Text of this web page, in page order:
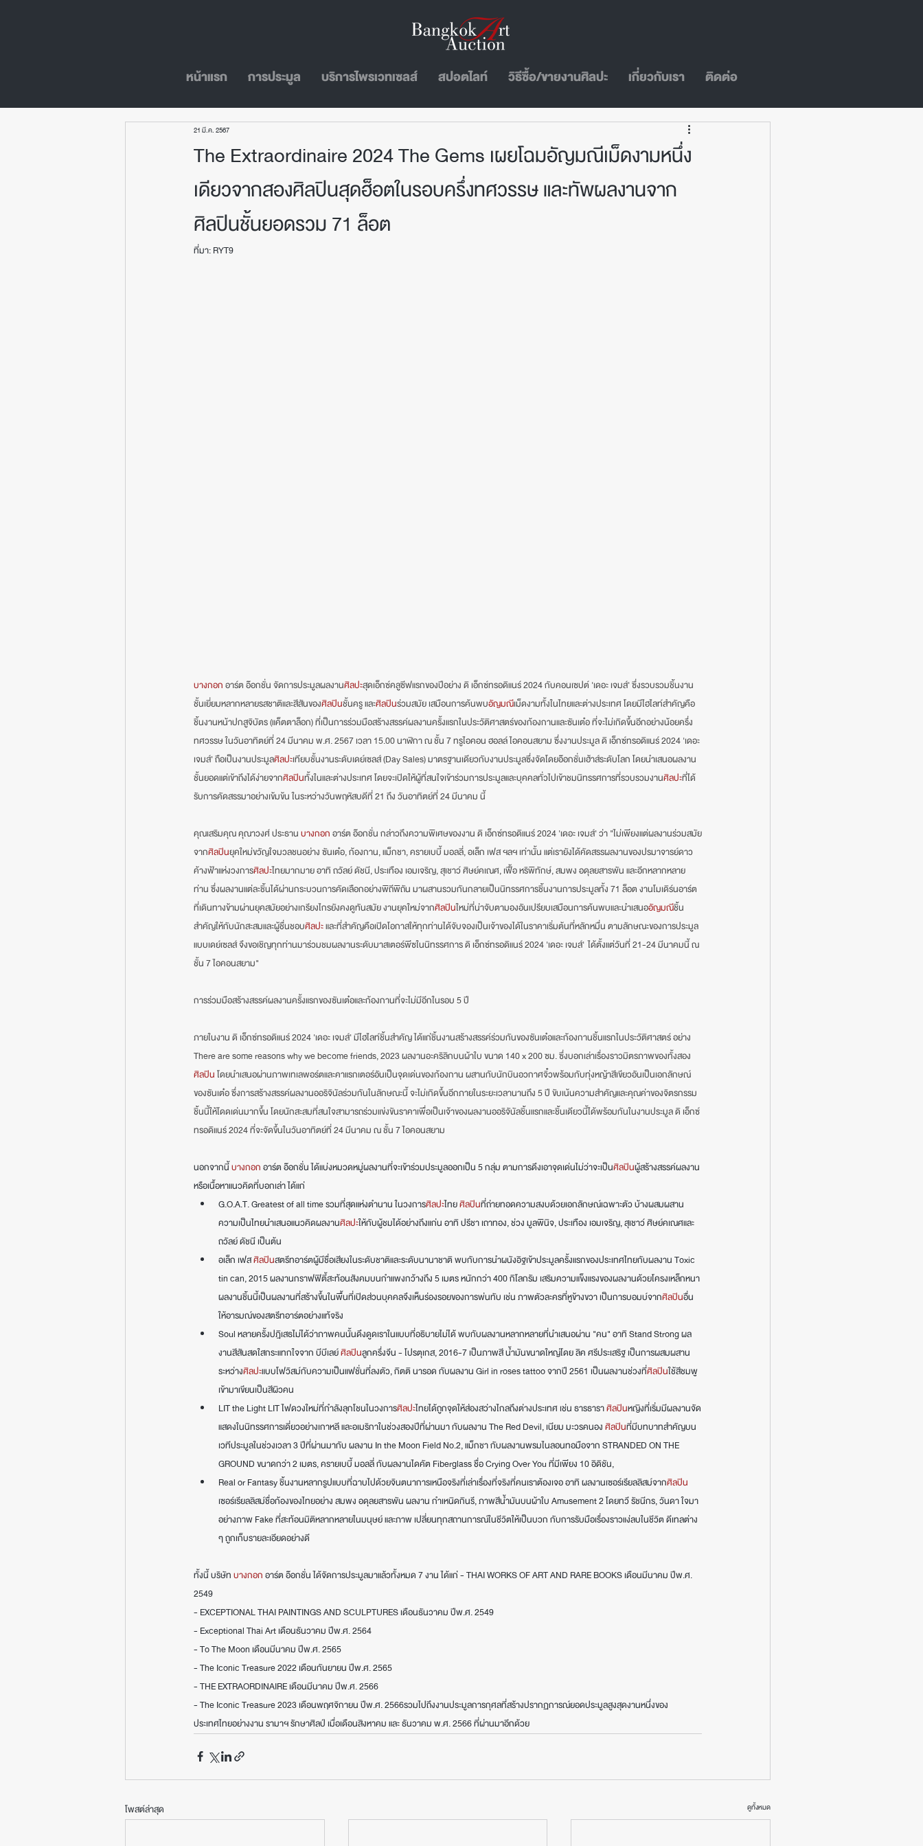
หน้าแรก การประมูล บริการไพรเวทเซลส์ สปอตไลท์ วิธีซื้อ/ขายงานศิลปะ เกี่ยวกับเรา ติดต่อ
The Extraordinaire 2024 The Gems เผยโฉมอัญมณีเม็ดงามหนึ่ง
เดียวจากสองศิลปินสุดฮ็อตในรอบครึ่งทศวรรษ และทัพผลงานจาก
ศิลปินชั้นยอดรวม 71 ล็อต
21 มี.ค. 2567
ที่มา: RYT9
บางกอก อาร์ต อ๊อกชั่น จัดการประมูลผลงานศิลปะสุดเอ็กซ์คลูซีฟแรกของปีอย่าง ดิ เอ็กซ์ทรอดิแนร์ 2024 กับคอนเซปต์ 'เดอะ เจมส์' ซึ่งรวบรวมชิ้นงาน
ชั้นเยี่ยมหลากหลายรสชาติและสีสันของศิลปินชั้นครู และศิลปินร่วมสมัย เสมือนการค้นพบอัญมณีเม็ดงามทั้งในไทยและต่างประเทศ โดยมีไฮไลท์สำคัญคือ
ชิ้นงานหน้าปกสูจิบัตร (แค็ตตาล็อก) ที่เป็นการร่วมมือสร้างสรรค์ผลงานครั้งแรกในประวัติศาสตร์ของก้องกานและซันเต๋อ ที่จะไม่เกิดขึ้นอีกอย่างน้อยครึ่ง
ทศวรรษ ในวันอาทิตย์ที่ 24 มีนาคม พ.ศ. 2567 เวลา 15.00 นาฬิกา ณ ชั้น 7 ทรูไอคอน ฮอลล์ ไอคอนสยาม ซึ่งงานประมูล ดิ เอ็กซ์ทรอดิแนร์ 2024 'เดอะ
เจมส์' ถือเป็นงานประมูลศิลปะเทียบชั้นงานระดับเดย์เซลส์ (Day Sales) มาตรฐานเดียวกับงานประมูลซึ่งจัดโดยอ๊อกชั่นเฮ้าส์ระดับโลก โดยนำเสนอผลงาน
ชั้นยอดแต่เข้าถึงได้ง่ายจากศิลปินทั้งในและต่างประเทศ โดยจะเปิดให้ผู้ที่สนใจเข้าร่วมการประมูลและบุคคลทั่วไปเข้าชมนิทรรศการที่รวบรวมงานศิลปะที่ได้
รับการคัดสรรมาอย่างเข้มข้น ในระหว่างวันพฤหัสบดีที่ 21 ถึง วันอาทิตย์ที่ 24 มีนาคม นี้
คุณเสริมคุณ คุณาวงศ์ ประธาน บางกอก อาร์ต อ๊อกชั่น กล่าวถึงความพิเศษของงาน ดิ เอ็กซ์ทรอดิแนร์ 2024 'เดอะ เจมส์' ว่า "ไม่เพียงแต่ผลงานร่วมสมัย
จากศิลปินยุคใหม่ขวัญใจมวลชนอย่าง ซันเต๋อ, ก้องกาน, แม็กชา, ครายเบบี้ มอลลี่, อเล็ก เฟส ฯลฯ เท่านั้น แต่เรายังได้คัดสรรผลงานของปรมาจารย์ดาว
ค้างฟ้าแห่งวงการศิลปะไทยมากมาย อาทิ ถวัลย์ ดัชนี, ประเทือง เอมเจริญ, สุเชาว์ ศิษย์คเณศ, เฟื้อ หริพิทักษ์, สมพง อดุลยสารพัน และอีกหลากหลาย
ท่าน ซึ่งผลงานแต่ละชิ้นได้ผ่านกระบวนการคัดเลือกอย่างพิถีพิถัน มาผสานรวมกันกลายเป็นนิทรรศการชิ้นงานการประมูลทั้ง 71 ล็อต งานโมเดิร์นอาร์ต
ที่เดินทางข้ามผ่านยุคสมัยอย่างเกรียงไกรยังคงดูทันสมัย งานยุคใหม่จากศิลปินใหม่ที่น่าจับตามองอันเปรียบเสมือนการค้นพบและนำเสนออัญมณีชิ้น
สำคัญให้กับนักสะสมและผู้ชื่นชอบศิลปะ และที่สำคัญคือเปิดโอกาสให้ทุกท่านได้จับจองเป็นเจ้าของได้ในราคาเริ่มต้นที่หลักหมื่น ตามลักษณะของการประมูล
แบบเดย์เซลส์ จึงขอเชิญทุกท่านมาร่วมชมผลงานระดับมาสเตอร์พีซในนิทรรศการ ดิ เอ็กซ์ทรอดิแนร์ 2024 'เดอะ เจมส์'  ได้ตั้งแต่วันที่ 21-24 มีนาคมนี้ ณ
ชั้น 7 ไอคอนสยาม"
การร่วมมือสร้างสรรค์ผลงานครั้งแรกของซันเต๋อและก้องกานที่จะไม่มีอีกในรอบ 5 ปี
ภายในงาน ดิ เอ็กซ์ทรอดิแนร์ 2024 'เดอะ เจมส์' มีไฮไลท์ชิ้นสำคัญ ได้แก่ชิ้นงานสร้างสรรค์ร่วมกันของซันเต๋อและก้องกานชิ้นแรกในประวัติศาสตร์ อย่าง
There are some reasons why we become friends, 2023 ผลงานอะคริลิกบนผ้าใบ ขนาด 140 x 200 ซม. ซึ่งบอกเล่าเรื่องราวมิตรภาพของทั้งสอง
ศิลปิน โดยนำเสนอผ่านภาพเทเลพอร์ตและคาแรกเตอร์อันเป็นจุดเด่นของก้องกาน ผสานกับนักบินอวกาศจิ๋วพร้อมกับทุ่งหญ้าสีเขียวอันเป็นเอกลักษณ์
ของซันเต๋อ ซึ่งการสร้างสรรค์ผลงานออริจินัลร่วมกันในลักษณะนี้ จะไม่เกิดขึ้นอีกภายในระยะเวลานานถึง 5 ปี ขับเน้นความสำคัญและคุณค่าของจิตรกรรม
ชิ้นนี้ให้โดดเด่นมากขึ้น โดยนักสะสมที่สนใจสามารถร่วมแข่งขันราคาเพื่อเป็นเจ้าของผลงานออริจันัลชิ้นแรกและชิ้นเดียวนี้ได้พร้อมกันในงานประมูล ดิ เอ็กซ์
ทรอดิแนร์ 2024 ที่จะจัดขึ้นในวันอาทิตย์ที่ 24 มีนาคม ณ ชั้น 7 ไอคอนสยาม
นอกจากนี้ บางกอก อาร์ต อ๊อกชั่น ได้แบ่งหมวดหมู่ผลงานที่จะเข้าร่วมประมูลออกเป็น 5 กลุ่ม ตามการดึงเอาจุดเด่นไม่ว่าจะเป็นศิลปินผู้สร้างสรรค์ผลงาน
หรือเนื้อหาแนวคิดที่บอกเล่า ได้แก่
G.O.A.T. Greatest of all time รวมที่สุดแห่งตำนาน ในวงการศิลปะไทย ศิลปินที่ถ่ายทอดความสงบด้วยเอกลักษณ์เฉพาะตัว บ้างผสมผสาน
ความเป็นไทยนำเสนอแนวคิดผลงานศิลปะให้กับผู้ชมได้อย่างถึงแก่น อาทิ ปรีชา เถาทอง, ช่วง มูลพินิจ, ประเทือง เอมเจริญ, สุเชาว์ ศิษย์คเณศและ
ถวัลย์ ดัชนี เป็นต้น
อเล็ก เฟส ศิลปินสตรีทอาร์ตผู้มีชื่อเสียงในระดับชาติและระดับนานาชาติ พบกับการนำผนังอิฐเข้าประมูลครั้งแรกของประเทศไทยกับผลงาน Toxic
tin can, 2015 ผลงานกราฟฟิตี้สะท้อนสังคมบนกำแพงกว้างถึง 5 เมตร หนักกว่า 400 กิโลกรัม เสริมความแข็งแรงของผลงานด้วยโครงเหล็กหนา
ผลงานชิ้นนี้เป็นผลงานที่สร้างขึ้นในพื้นที่เปิดส่วนบุคคลจึงเห็นร่องรอยของการพ่นทับ เช่น ภาพตัวละครที่หูข้างขวา เป็นการบอมบ์จากศิลปินอื่น
ให้อารมณ์ของสตรีทอาร์ตอย่างแท้จริง
Soul หลายครั้งปฎิเสธไม่ได้ว่าภาพคนนั้นดึงดูดเราในแบบที่อธิบายไม่ได้ พบกับผลงานหลากหลายที่นำเสนอผ่าน "คน" อาทิ Stand Strong ผล
งานสีสันสดใสกระแทกใจจาก บีบีเลย์ ศิลปินลูกครึ่งจีน - โปรตุเกส, 2016-7 เป็นภาพสี น้ำมันขนาดใหญ่โดย ลิค ศรีประเสริฐ เป็นการผสมผสาน
ระหว่างศิลปะแบบโฟวิสม์กับความเป็นแฟชั่นที่ลงตัว, กิตติ นารอด กับผลงาน Girl in roses tattoo จากปี 2561 เป็นผลงานช่วงที่ศิลปินใช้สีชมพู
เข้ามาเขียนเป็นสีผิวคน
LIT the Light LIT ไฟดวงใหม่ที่กำลังลุกโชนในวงการศิลปะไทยได้ถูกจุดให้ส่องสว่างไกลถึงต่างประเทศ เช่น ธารธารา ศิลปินหญิงที่เริ่มมีผลงานจัด
แสดงในนิทรรศการเดี่ยวอย่างเกาหลี และอเมริกาในช่วงสองปีที่ผ่านมา กับผลงาน The Red Devil, เนียม มะวรคนอง ศิลปินที่มีบทบาทสำคัญบน
เวทีประมูลในช่วงเวลา 3 ปีที่ผ่านมากับ ผลงาน In the Moon Field No.2, แม็กชา กับผลงานพรมไนลอนทอมือจาก STRANDED ON THE
GROUND ขนาดกว่า 2 เมตร, ครายเบบี้ มอลลี่ กับผลงานไดคัต Fiberglass ชื่อ Crying Over You ที่มีเพียง 10 อิดิชัน,
Real or Fantasy ชิ้นงานหลากรูปแบบที่ฉาบไปด้วยจินตนาการเหนือจริงที่เล่าเรื่องที่จริงที่คนเราต้องเจอ อาทิ ผลงานเซอร์เรียลลิสม์จากศิลปิน
เซอร์เรียลลิสม์ชื่อก้องของไทยอย่าง สมพง อดุลยสารพัน ผลงาน กำเหนิดกินรี, ภาพสีน้ำมันบนผ้าใบ Amusement 2 โดยทวี รัชนีกร, วันดา ใจมา
อย่างภาพ Fake ที่สะท้อนมิติหลากหลายในมนุษย์ และภาพ เปลี่ยนทุกสถานการณ์ในชีวิตให้เป็นบวก กับการรับมือเรื่องราวแง่ลบในชีวิต ดีเทลต่าง
ๆ ถูกเก็บรายละเอียดอย่างดี
ทั้งนี้ บริษัท บางกอก อาร์ต อ๊อกชั่น ได้จัดการประมูลมาแล้วทั้งหมด 7 งาน ได้แก่ - THAI WORKS OF ART AND RARE BOOKS เดือนมีนาคม ปีพ.ศ.
2549
- EXCEPTIONAL THAI PAINTINGS AND SCULPTURES เดือนธันวาคม ปีพ.ศ. 2549
- Exceptional Thai Art เดือนธันวาคม ปีพ.ศ. 2564
- To The Moon เดือนมีนาคม ปีพ.ศ. 2565
- The Iconic Treasure 2022 เดือนกันยายน ปีพ.ศ. 2565
- THE EXTRAORDINAIRE เดือนมีนาคม ปีพ.ศ. 2566
- The Iconic Treasure 2023 เดือนพฤศจิกายน ปีพ.ศ. 2566รวมไปถึงงานประมูลการกุศลที่สร้างปรากฏการณ์ยอดประมูลสูงสุดงานหนึ่งของ
ประเทศไทยอย่างงาน รามาฯ รักษาศิลป์ เมื่อเดือนสิงหาคม และ ธันวาคม พ.ศ. 2566 ที่ผ่านมาอีกด้วย
โพสต์ล่าสุด ดูทั้งหมด